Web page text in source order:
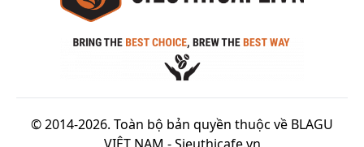
© 2014-2026. Toàn bộ bản quyền thuộc về BLAGU